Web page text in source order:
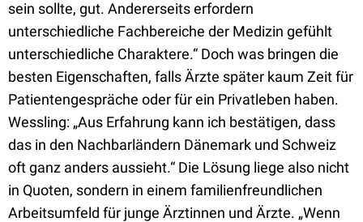
sein sollte, gut. Andererseits erfordern
unterschiedliche Fachbereiche der Medizin gefühlt
unterschiedliche Charaktere.“ Doch was bringen die
besten Eigenschaften, falls Ärzte später kaum Zeit für
Patientengespräche oder für ein Privatleben haben.
Wessling: „Aus Erfahrung kann ich bestätigen, dass
das in den Nachbarländern Dänemark und Schweiz
oft ganz anders aussieht.“ Die Lösung liege also nicht
in Quoten, sondern in einem familienfreundlichen
Arbeitsumfeld für junge Ärztinnen und Ärzte. „Wenn